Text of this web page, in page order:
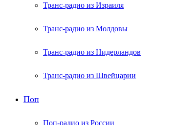
Транс-радио из Израиля
Транс-радио из Молдовы
Транс-радио из Нидерландов
Транс-радио из Швейцарии
Поп
Поп-радио из России